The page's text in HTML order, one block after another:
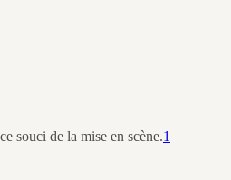
souci de la mise en scène.1